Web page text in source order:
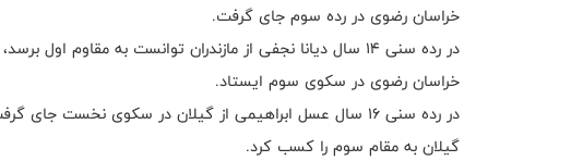
خراسان رضوی در رده سوم جای گرفت.
در رده سنی 14 سال دیانا نجفی از مازندران توانست به مقاوم
خراسان رضوی در سکوی سوم ایستاد.
در رده سنی 16 سال عسل ابراهیمی از گیلان در سکوی نخست
گیلان به مقام سوم را کسب کرد.